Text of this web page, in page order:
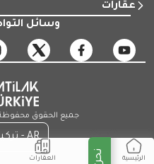
الرئيسية العقارات
عقارات
وسائل
جميع الحقوق محفوظة
AR - تركيا